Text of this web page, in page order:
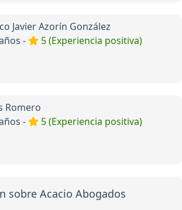
Javier Azorín González
-
5 (Experiencia positiva)
Romero
-
5 (Experiencia positiva)
sobre Acacio Abogados